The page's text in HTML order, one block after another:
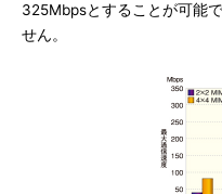
325Mbpsとすることが可能
せん。